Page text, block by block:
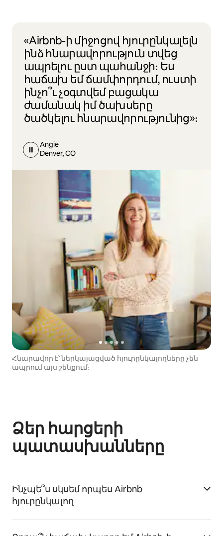
«Airbnb-ի միջոցով հյուրընկալելն
ինձ հնարավորություն տվեց
ապրելու ըստ պահանջի։ Ես
հաճախ եմ ճամփորդում, ուստի
ինչո՞ւ չօգտվեմ բացակա
ժամանակ իմ ծախսերը
ծածկելու հնարավորությունից»։
Angie
Denver, CO
Հնարավոր է՝ ներկայացված հյուրընկալողները չեն
ապրում այս շենքում։
Ձեր հարցերի
պատասխանները
Ինչպե՞ս սկսեմ որպես Airbnb
հյուրընկալող